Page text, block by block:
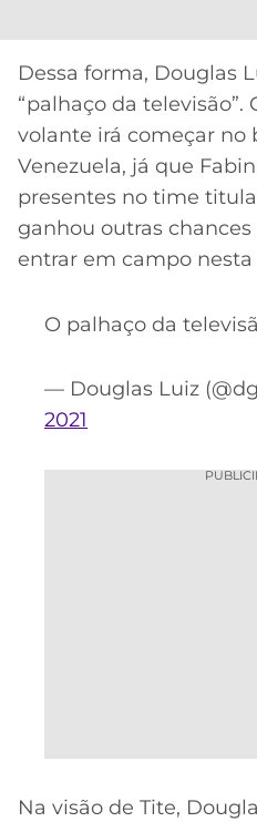
Dessa forma, Douglas
“palhaço da
volante irá começar no
Venezuela, já que
presentes no time
ganhou outras
entrar em campo nesta
O palhaço da
— Douglas Luiz
2021
Na visão de Tite,